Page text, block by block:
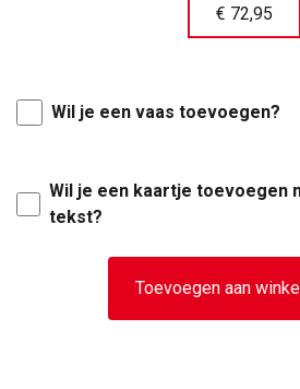
€ 72,95
Wil je een vaas toevoegen?
Wil je een kaartje toevoegen
tekst?
Toevoegen aan